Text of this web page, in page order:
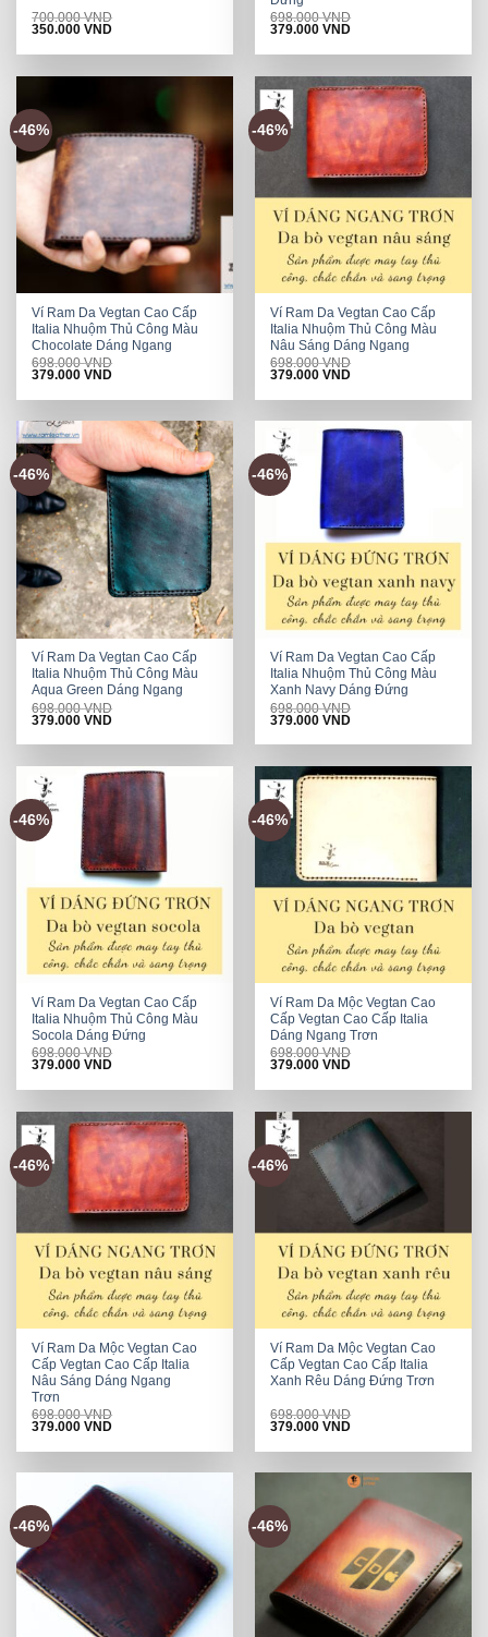
700.000VND
Original
was:
350.000VNDCurrent
is:
698.000VND
Original
was:
379.000VNDCurrent
is:
-46%
Ví Ram Da Vegtan Cao Cấp
Italia Nhuộm Thủ Công Màu
Chocolate Dáng Ngang
698.000VND
Original
was:
379.000VNDCurrent
is:
-46%
Ví Ram Da Vegtan Cao Cấp
Italia Nhuộm Thủ Công Màu
Nâu Sáng Dáng Ngang
698.000VND
Original
was:
379.000VNDCurrent
is:
-46%
Ví Ram Da Vegtan Cao Cấp
Italia Nhuộm Thủ Công Màu
Aqua Green Dáng Ngang
698.000VND
Original
was:
379.000VNDCurrent
is:
-46%
Ví Ram Da Vegtan Cao Cấp
Italia Nhuộm Thủ Công Màu
Xanh Navy Dáng Đứng
698.000VND
Original
was:
379.000VNDCurrent
is:
-46%
Ví Ram Da Vegtan Cao Cấp
Italia Nhuộm Thủ Công Màu
Socola Dáng Đứng
698.000VND
Original
was:
379.000VNDCurrent
is:
-46%
Ví Ram Da Mộc Vegtan Cao
Cấp Vegtan Cao Cấp Italia
Dáng Ngang Trơn
698.000VND
Original
was:
379.000VNDCurrent
is:
-46%
Ví Ram Da Mộc Vegtan Cao
Cấp Vegtan Cao Cấp Italia
Nâu Sáng Dáng Ngang
Trơn
698.000VND
Original
was:
379.000VNDCurrent
is:
-46%
Ví Ram Da Mộc Vegtan Cao
Cấp Vegtan Cao Cấp Italia
Xanh Rêu Dáng Đứng Trơn
698.000VND
Original
was:
379.000VNDCurrent
is:
-46% -46%